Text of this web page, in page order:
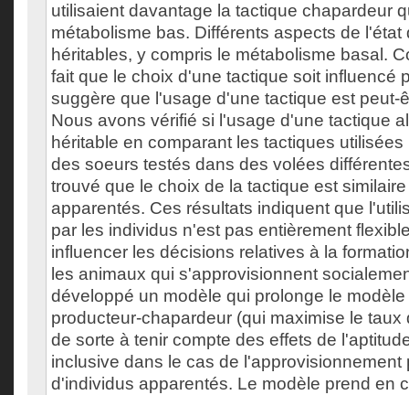
utilisaient davantage la tactique chapardeur
métabolisme bas. Différents aspects de l'état
héritables, y compris le métabolisme basal.
fait que le choix d'une tactique soit influencé
suggère que l'usage d'une tactique est peut-
Nous avons vérifié si l'usage d'une tactique
héritable en comparant les tactiques
des soeurs testés dans des volées
trouvé que le choix de la tactique est
apparentés. Ces résultats indiquent que
par les individus n'est pas entièrement
influencer les décisions relatives à la
les animaux qui s'approvisionnent
développé un modèle qui prolonge le
producteur-chapardeur (qui maximise le taux
de sorte à tenir compte des effets de
inclusive dans le cas de l'approvisionnement
d'individus apparentés. Le modèle prend en